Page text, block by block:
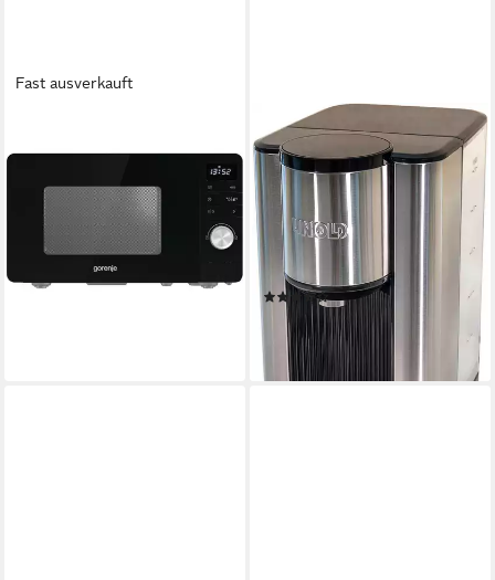
Fast ausverkauft
Mikrowelle 733237
lieferbar - in 3-4 Werktagen bei dir
UNOLD
Wasserkocher 18615
EXPRESS
HEIßWASSERBEREITER Ava
2600 W Leistung
2,5 l
Kapazität
Edelstahl, Kunststoff
(2)
100,44 €
9,17 € mtl. in 12 Raten
leider ausverkauft